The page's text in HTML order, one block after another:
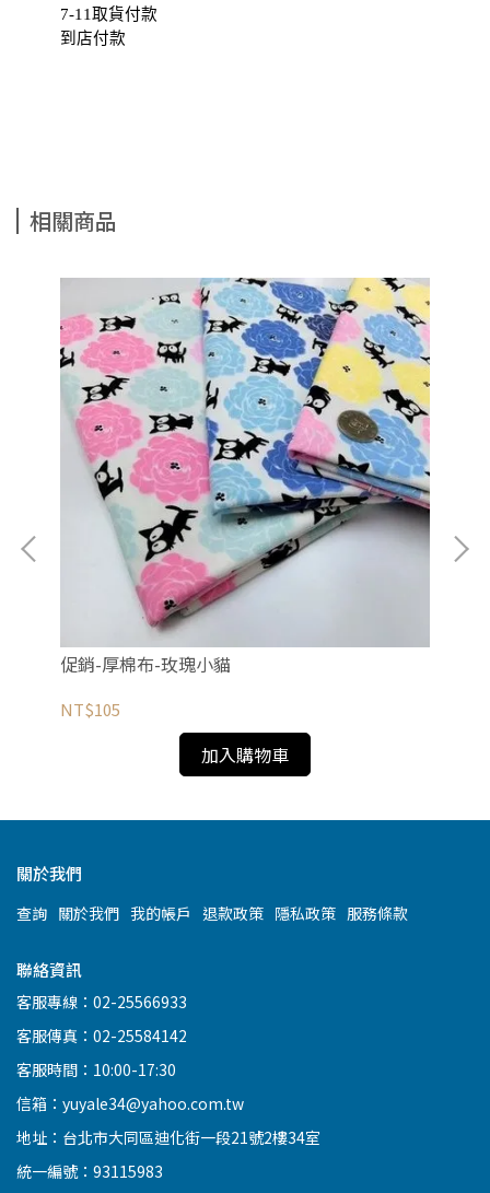
7-11取貨付款
到店付款
相關商品
促銷-厚棉布-玫瑰小貓
NT$105
加入購物車
關於我們
查詢 關於我們 我的帳戶 退款政策 隱私政策 服務條款
聯絡資訊
客服專線：02-25566933
客服傳真：02-25584142
客服時間：10:00-17:30
信箱：yuyale34@yahoo.com.tw
地址：台北市大同區迪化街一段21號2樓34室
統一編號：93115983